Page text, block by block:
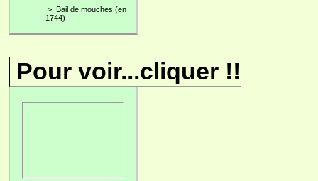
> Bail de mouches (en
1744)
Pour voir...cliquer !!